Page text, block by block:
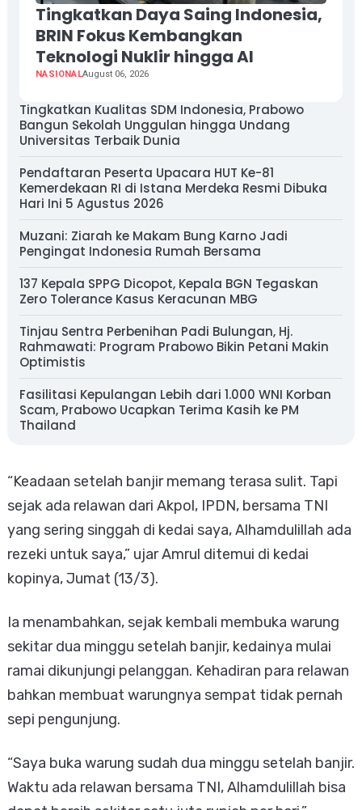
Tingkatkan Daya Saing Indonesia,
BRIN Fokus Kembangkan
Teknologi Nuklir hingga AI
NASIONALAugust 06, 2026
Tingkatkan Kualitas SDM Indonesia, Prabowo
Bangun Sekolah Unggulan hingga Undang
Universitas Terbaik Dunia
Pendaftaran Peserta Upacara HUT Ke-81
Kemerdekaan RI di Istana Merdeka Resmi Dibuka
Hari Ini 5 Agustus 2026
Muzani: Ziarah ke Makam Bung Karno Jadi
Pengingat Indonesia Rumah Bersama
137 Kepala SPPG Dicopot, Kepala BGN Tegaskan
Zero Tolerance Kasus Keracunan MBG
Tinjau Sentra Perbenihan Padi Bulungan, Hj.
Rahmawati: Program Prabowo Bikin Petani Makin
Optimistis
Fasilitasi Kepulangan Lebih dari 1.000 WNI Korban
Scam, Prabowo Ucapkan Terima Kasih ke PM
Thailand
“Keadaan setelah banjir memang terasa sulit. Tapi
sejak ada relawan dari Akpol, IPDN, bersama TNI
yang sering singgah di kedai saya, Alhamdulillah ada
rezeki untuk saya,” ujar Amrul ditemui di kedai
kopinya, Jumat (13/3).
Ia menambahkan, sejak kembali membuka warung
sekitar dua minggu setelah banjir, kedainya mulai
ramai dikunjungi pelanggan. Kehadiran para relawan
bahkan membuat warungnya sempat tidak pernah
sepi pengunjung.
“Saya buka warung sudah dua minggu setelah banjir.
Waktu ada relawan bersama TNI, Alhamdulillah bisa